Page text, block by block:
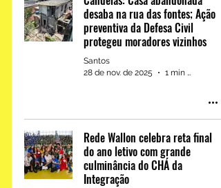
desaba na rua das fontes; Ação
preventiva da Defesa Civil
protegeu moradores vizinhos
Santos
28 de nov. de 2025
1 min de leitura
Rede Wallon celebra reta final
do ano letivo com grande
culminância do CHÁ da
Integração